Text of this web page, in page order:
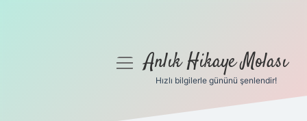
menüyüAnlık Hikaye Molası
Hızlı bilgilerle gününü şenlendir!